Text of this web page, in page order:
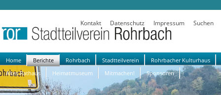
Kontakt Datenschutz Impressum Suchen
Navigation
überspringen
Home Berichte Rohrbach Stadtteilverein
Rohrbacher Kulturhaus
Altes Rathaus
Heimatmuseum Mitmachen! Sponsoren